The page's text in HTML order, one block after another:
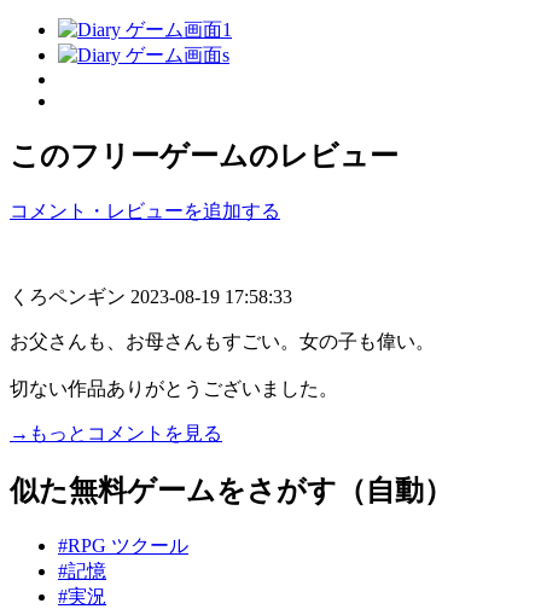
このフリーゲームのレビュー
コメント・レビューを追加する
くろペンギン 2023-08-19 17:58:33
お父さんも、お母さんもすごい。女の子も偉い。
切ない作品ありがとうございました。
→もっとコメントを見る
似た無料ゲームをさがす（自動）
#RPG ツクール
#記憶
#実況